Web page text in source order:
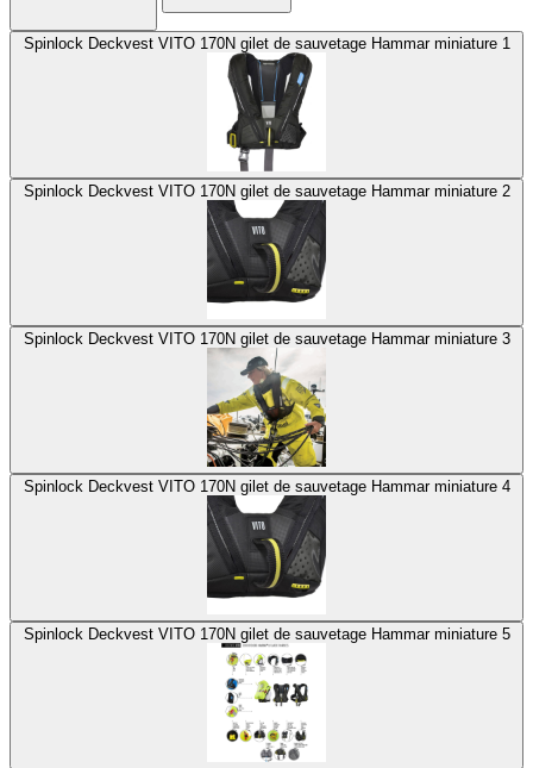
Spinlock Deckvest VITO 170N gilet de sauvetage Hammar miniature 1
Spinlock Deckvest VITO 170N gilet de sauvetage Hammar miniature 2
Spinlock Deckvest VITO 170N gilet de sauvetage Hammar miniature 3
Spinlock Deckvest VITO 170N gilet de sauvetage Hammar miniature 4
Spinlock Deckvest VITO 170N gilet de sauvetage Hammar miniature 5